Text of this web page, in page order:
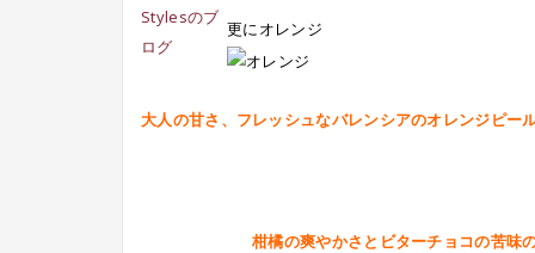
更にオレンジ
大人の甘さ、フレッシュなバレンシアのオレンジピー
柑橘の爽やかさとビターチョコの苦味のマ